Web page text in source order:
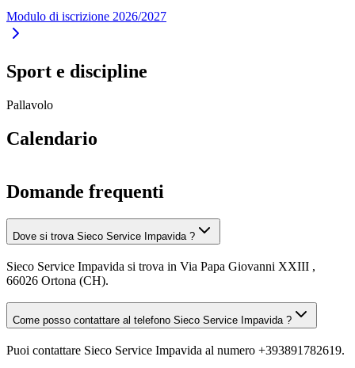
Modulo di iscrizione 2026/2027
Sport e discipline
Pallavolo
Calendario
Domande frequenti
Dove si trova Sieco Service Impavida ?
Sieco Service Impavida si trova in Via Papa Giovanni XXIII ,
66026 Ortona (CH).
Come posso contattare al telefono Sieco Service Impavida ?
Puoi contattare Sieco Service Impavida al numero +393891782619.